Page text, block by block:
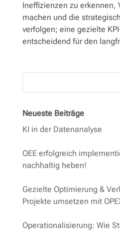
Ineffizienzen zu erkennen,
machen und die
verfolgen; eine gezielte
entscheidend für den
Neueste Beiträge
KI in der Datenanalyse
OEE erfolgreich
nachhaltig heben!
Gezielte Optimierung &
Projekte umsetzen mit
Operationalisierung: Wie